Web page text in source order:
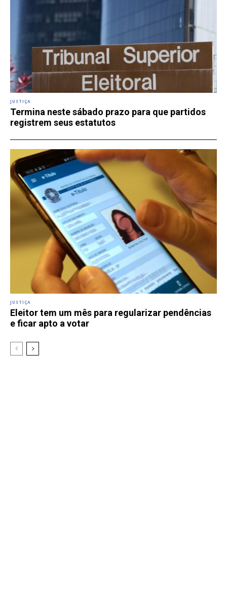
JUSTIÇA
Termina neste sábado prazo para que partidos
registrem seus estatutos
JUSTIÇA
Eleitor tem um mês para regularizar pendências
e ficar apto a votar